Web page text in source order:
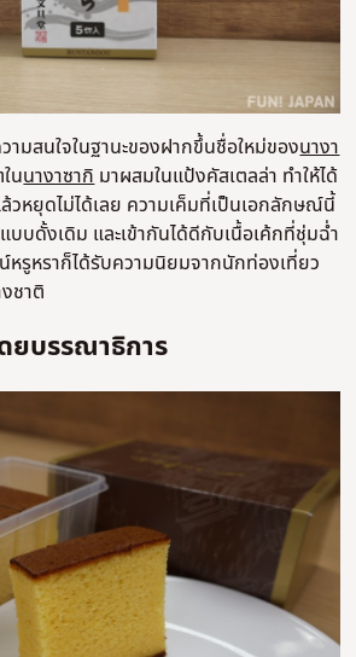
มสนใจในฐานะของฝากขึ้นชื่อใหม่ของนางา
นนางาซากิมาผสมในแป้งคัสเตลล่า ทำให้ได้
วหยุดไม่ได้เลย ความเค็มที่เป็นเอกลักษณ์นี้
บบดั้งเดิม และเข้ากันได้ดีกับเนื้อเค้กที่ชุ่มฉ่ำ
หรูหราก็ได้รับความนิยมจากนักท่องเที่ยว
ชาติ
ยบรรณาธิการ